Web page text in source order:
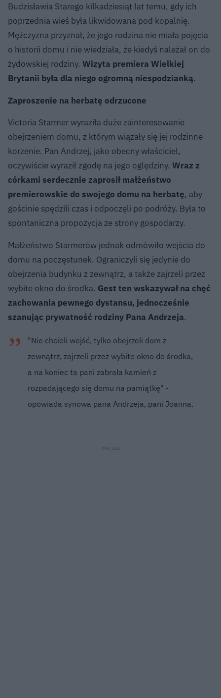
Budzisławia Starego kilkadziesiąt lat temu, gdy ich
poprzednia wieś była likwidowana pod kopalnię.
Mężczyzna przyznał, że jego rodzina nie miała pojęcia
o historii domu i nie wiedziała, że kiedyś należał on do
żydowskiej rodziny. Wizyta premiera Wielkiej
Brytanii była dla niego ogromną niespodzianką.
Zaproszenie na herbatę odrzucone
Victoria Starmer wyraziła duże zainteresowanie
obejrzeniem domu, z którym wiązały się jej rodzinne
korzenie. Pan Andrzej, jako obecny właściciel,
oczywiście wyraził zgodę na jego oględziny. Wraz z
córkami serdecznie zaprosił małżeństwo
premierowskie do swojego domu na herbatę, aby
gościnie spędzili czas i odpoczęli po podróży. Była to
spontaniczna propozycja ze strony gospodarzy.
Małżeństwo Starmerów jednak odmówiło wejścia do
domu na poczęstunek. Ograniczyli się jedynie do
obejrzenia budynku z zewnątrz, a także zajrzeli przez
wybite okno do środka. Gest ten wskazywał na chęć
zachowania pewnego dystansu, jednocześnie
szanując prywatność rodziny Pana Andrzeja.
"Nie chcieli wejść, tylko obejrzeli dom z
zewnątrz, zajrzeli przez wybite okno do środka,
a na koniec ta pani zabrała kamień z
rozpadającego się domu na pamiątkę" -
opowiada synowa pana Andrzeja, pani Joanna.